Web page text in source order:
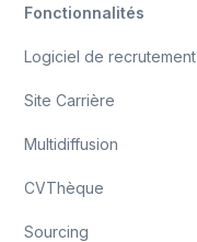
Fonctionnalités
Logiciel de recrutement
Site Carrière
Multidiffusion
CVThèque
Sourcing